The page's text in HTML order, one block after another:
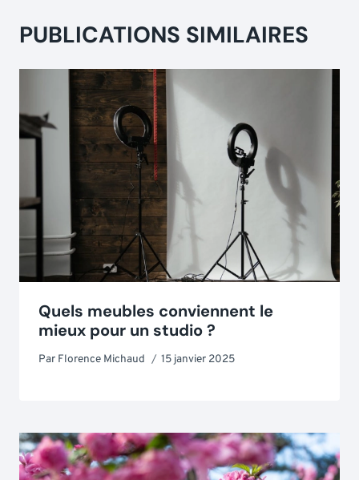
PUBLICATIONS SIMILAIRES
Quels meubles conviennent le
mieux pour un studio ?
Par Florence Michaud 15 janvier 2025